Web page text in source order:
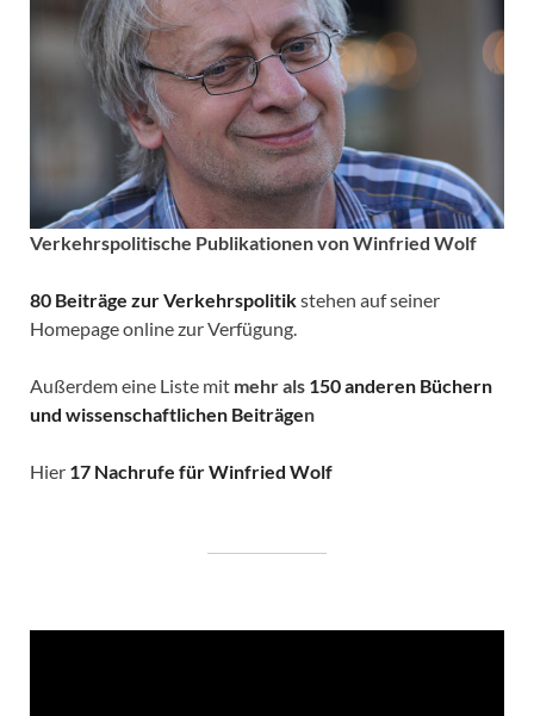
Verkehrspolitische Publikationen von Winfried Wolf
80 Beiträge zur Verkehrspolitikstehen auf seiner
Homepage online zur Verfügung.
Außerdem eine Liste mit mehr als 150 anderen Büchern
und wissenschaftlichen Beiträgen
Hier 17 Nachrufe für Winfried Wolf